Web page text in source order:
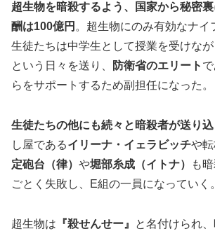
超生物を暗殺するよう、国家から秘密
酬は100億円 。超生物にのみ有効なナイ
生徒たちは中学生として授業を受けなが
という日々を送り、
防衛省のエリート
らをサポートするため副担任になった。
生徒たちの他にも続々と暗殺者が送り
し屋であるイリーナ・イェラビッチや
定砲台（律） や堀部糸成（イトナ）
も
ごとく失敗し、E組の一員になっていく。
超生物は 『殺せんせー』
と名付けられ